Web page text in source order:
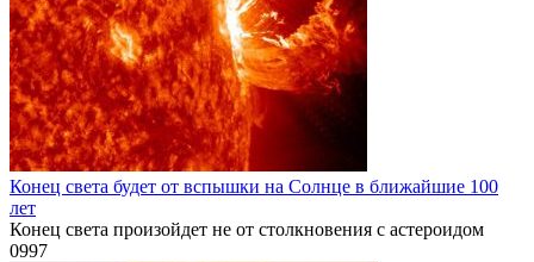
Конец света будет от вспышки на Солнце в ближайшие 100
лет
Конец света произойдет не от столкновения с астероидом
0997